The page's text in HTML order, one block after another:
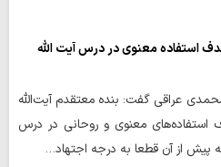
استفاده معنوی در درس آیت الله
عراقی گفت: بنده معتقدم آیت‌الله
معنوی و روحانی در درس
از آن قطعا به درجه اجتهاد…